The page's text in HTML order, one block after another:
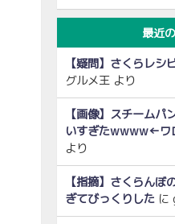
最近
【疑問】さくらレシ
グルメ王より
【画像】スチーム
いすぎたwwww←ワ
より
【指摘】さくらん
ぎてびっくりしたに